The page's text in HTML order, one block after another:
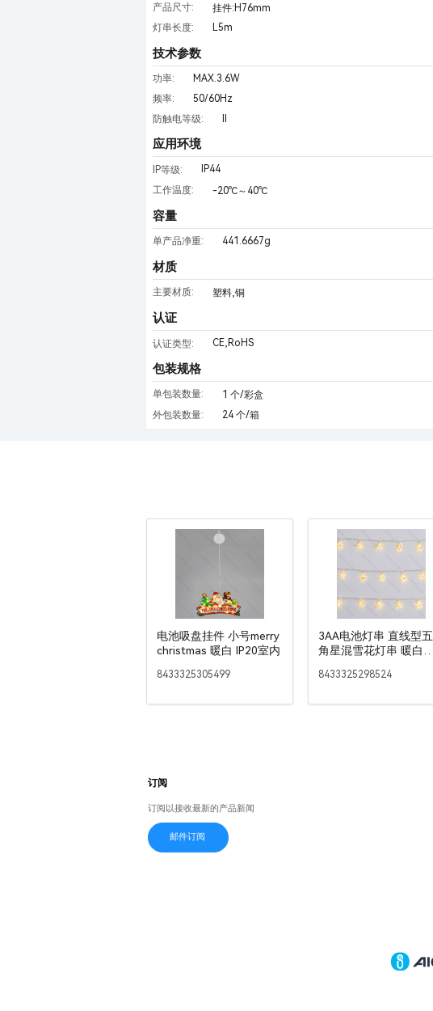
产品尺寸: 挂件:H76mm
灯串长度:
L5m
技术参数
功率: MAX.3.6W
频率:
50/60Hz
防触电等级:
应用环境
IP等级: IP44
工作温度:
-20℃～40℃
容量
单产品净重: 441.6667g
材质
主要材质: 塑料,铜
认证
认证类型: CE,RoHS
包装规格
单包装数量: 1 个/彩盒
外包装数量:
24 个/箱
电池吸盘挂件 小号merry
christmas 暖白 IP20室内
8433325305499
3AA电池灯串 直线型五
角星混雪花灯串 暖白
8433325298524
订阅
订阅以接收最新的产品新闻
邮件订阅